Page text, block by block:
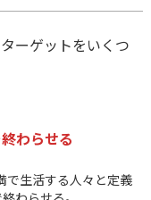
ーゲットをいくつ
わらせる
で生活する人々と定義